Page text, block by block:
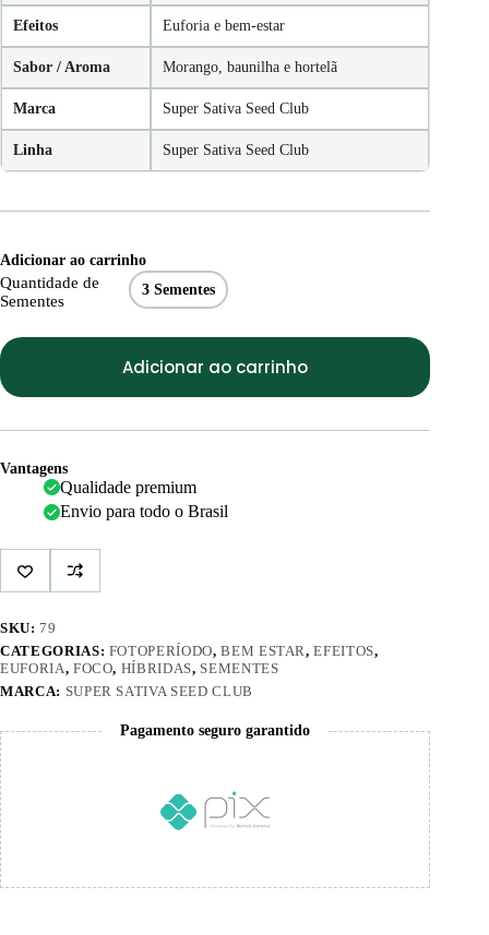
Efeitos Euforia e bem-estar
Sabor / Aroma Morango, baunilha e hortelã
Marca Super Sativa Seed Club
Linha Super Sativa Seed Club
Adicionar ao carrinho
Quantidade de
Sementes
3 Sementes
Adicionar ao carrinho
Vantagens
Qualidade premium
Envio para todo o Brasil
SKU:79
CATEGORIAS: FOTOPERÍODO,BEM ESTAR,EFEITOS,
EUFORIA, FOCO, HÍBRIDAS, SEMENTES
MARCA: SUPER SATIVA SEED CLUB
Pagamento seguro garantido